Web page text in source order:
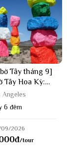
- Luxury Vietnam
Tây tháng 9]
Tây Hoa Kỳ:
- Las Vegas
Angeles
6 đêm
09/2026
đ/tour